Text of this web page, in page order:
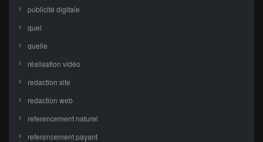
publicité digitale
quel
quelle
réalisation vidéo
redaction site
redaction web
referencement naturel
referencement payant